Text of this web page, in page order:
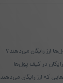
ارز رایگان می‌دهند؟
در کیف پول‌ها
که ارز رایگان می‌دهند